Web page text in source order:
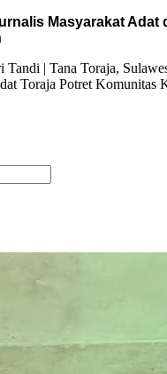
Masyarakat Adat
| Tana Toraja,
Toraja Potret Komunitas